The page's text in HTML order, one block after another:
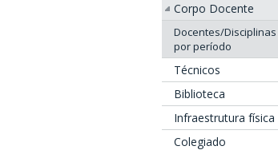
Corpo Docente
Docentes/Disciplinas
por período
Técnicos
Biblioteca
Infraestrutura física
Colegiado